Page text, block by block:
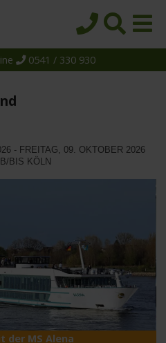
0541 / 330 930
- FREITAG, 09. OKTOBER 2026
BIS KÖLN
der MS Alena